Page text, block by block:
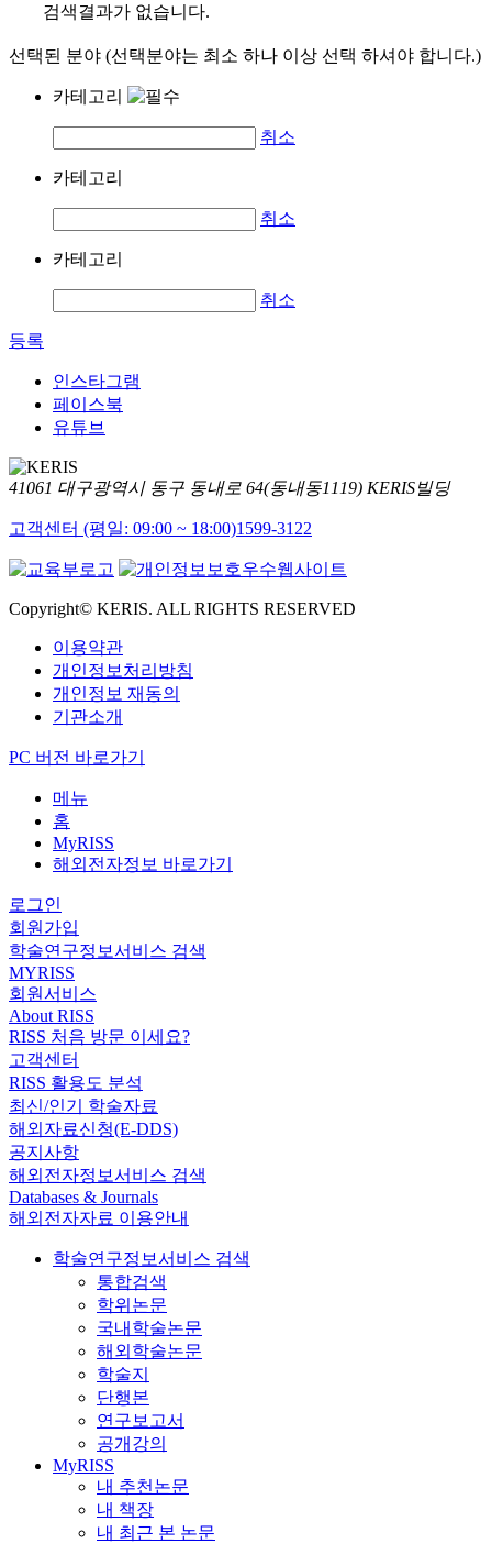
검색결과가 없습니다.
선택된 분야 (선택분야는 최소 하나 이상 선택 하셔야 합니다.)
카테고리
취소
카테고리
취소
카테고리
취소
등록
인스타그램
페이스북
유튜브
41061 대구광역시 동구 동내로 64(동내동1119) KERIS빌딩
고객센터 (평일: 09:00 ~ 18:00)1599-3122
Copyright© KERIS. ALL RIGHTS RESERVED
이용약관
개인정보처리방침
개인정보 재동의
기관소개
PC 버전 바로가기
메뉴
홈
MyRISS
해외전자정보 바로가기
로그인
회원가입
학술연구정보서비스 검색
MYRISS
회원서비스
About RISS
RISS 처음 방문 이세요?
고객센터
RISS 활용도 분석
최신/인기 학술자료
해외자료신청(E-DDS)
공지사항
해외전자정보서비스 검색
Databases & Journals
해외전자자료 이용안내
학술연구정보서비스 검색
통합검색
학위논문
국내학술논문
해외학술논문
학술지
단행본
연구보고서
공개강의
MyRISS
내 추천논문
내 책장
내 최근 본 논문